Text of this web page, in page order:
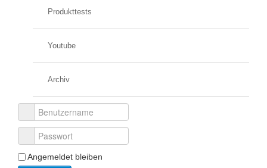
Produkttests
Youtube
Archiv
Benutzername
Passwort
Angemeldet bleiben